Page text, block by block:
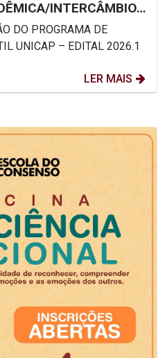
INTERCÂMBIO
– EDITAL...
DO PROGRAMA DE
UNICAP – EDITAL 2026.1
LER MAIS